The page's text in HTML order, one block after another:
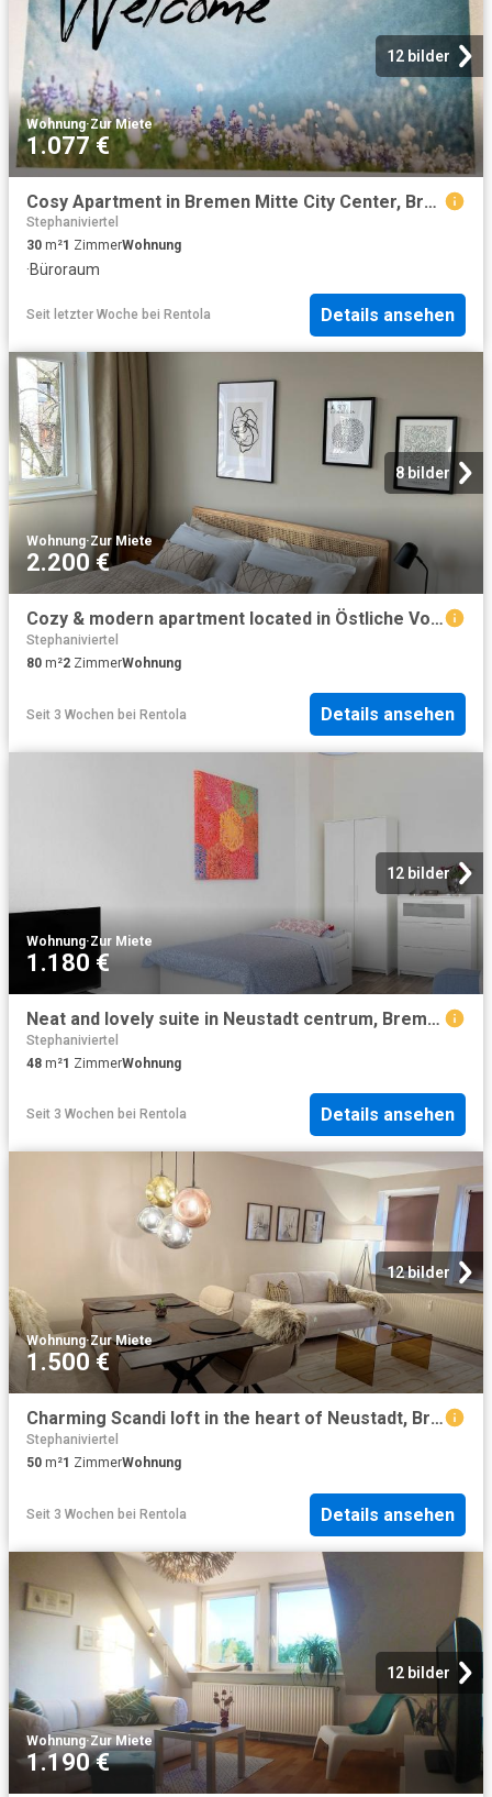
12 bilder
Wohnung·Zur Miete
1.077 €
Cosy Apartment in Bremen Mitte City Center, Bremen Amsterdam Apartments for Rent
Stephaniviertel
30 m²1 ZimmerWohnung
·Büroraum
Seit letzter Woche bei Rentola Details ansehen
8 bilder
Wohnung·Zur Miete
2.200 €
Cozy & modern apartment located in Östliche Vorstadt, Bremen Amsterdam Apartments for Rent
Stephaniviertel
80 m²2 ZimmerWohnung
Seit 3 Wochen bei Rentola Details ansehen
12 bilder
Wohnung·Zur Miete
1.180 €
Neat and lovely suite in Neustadt centrum, Bremen Amsterdam Apartments for Rent
Stephaniviertel
48 m²1 ZimmerWohnung
Seit 3 Wochen bei Rentola Details ansehen
12 bilder
Wohnung·Zur Miete
1.500 €
Charming Scandi loft in the heart of Neustadt, Bremen Amsterdam Apartments for Rent
Stephaniviertel
50 m²1 ZimmerWohnung
Seit 3 Wochen bei Rentola Details ansehen
12 bilder
Wohnung·Zur Miete
1.190 €